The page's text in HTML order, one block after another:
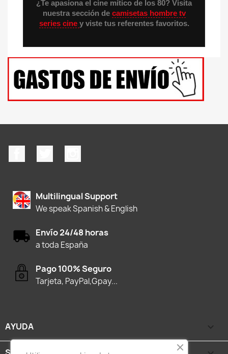
¿Te apasiona el cine mítico de los 80? Visita
nuestra sección de camisetas hombre tv
series cine y viste tus referentes favoritos.
Multilingual Support
We speak Spanish & English
Envío 24/48 horas
a toda España
Pago 100% Seguro
Tarjeta, PayPal,Gpay...
AYUDA 